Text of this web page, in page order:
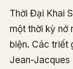
Thời Đại Khai
một thời kỳ nở
biện. Các triết
Jean-Jacques